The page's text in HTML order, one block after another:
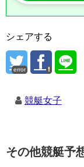
シェアする
error
競艇女子
その他競艇予